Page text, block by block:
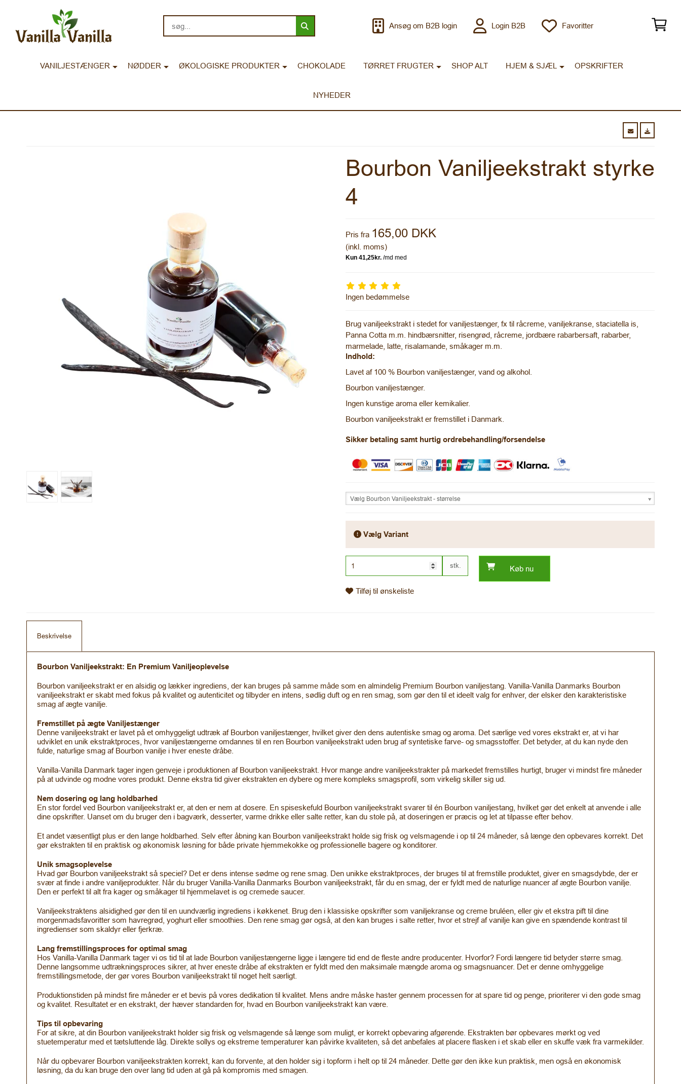
Ansøg om B2B login Login B2B Favoritter
VANILJESTÆNGER NØDDER ØKOLOGISKE PRODUKTER CHOKOLADE TØRRET FRUGTER SHOP ALT HJEM & SJÆL OPSKRIFTER
NYHEDER
Bourbon Vaniljeekstrakt styrke
4
Pris fra 165,00 DKK
(inkl. moms)
Ingen bedømmelse
Brug vaniljeekstrakt i stedet for vaniljestænger, fx til råcreme, vaniljekranse, staciatella is,
Panna Cotta m.m. hindbærsnitter, risengrød, råcreme, jordbære rabarbersaft, rabarber,
marmelade, latte, risalamande, småkager m.m.
Indhold:
Lavet af 100 % Bourbon vaniljestænger, vand og alkohol.
Bourbon vaniljestænger.
Ingen kunstige aroma eller kemikalier.
Bourbon vaniljeekstrakt er fremstillet i Danmark.
Sikker betaling samt hurtig ordrebehandling/forsendelse
Vælg Bourbon Vaniljeekstrakt - størrelse
Vælg Variant
stk. Køb nu
Tilføj til ønskeliste
Beskrivelse
Bourbon Vaniljeekstrakt: En Premium Vaniljeoplevelse
Bourbon vaniljeekstrakt er en alsidig og lækker ingrediens, der kan bruges på samme måde som en almindelig Premium Bourbon vaniljestang. Vanilla-Vanilla Danmarks Bourbon
vaniljeekstrakt er skabt med fokus på kvalitet og autenticitet og tilbyder en intens, sødlig duft og en ren smag, som gør den til et ideelt valg for enhver, der elsker den karakteristiske
smag af ægte vanilje.
Fremstillet på ægte Vaniljestænger
Denne vaniljeekstrakt er lavet på et omhyggeligt udtræk af Bourbon vaniljestænger, hvilket giver den dens autentiske smag og aroma. Det særlige ved vores ekstrakt er, at vi har
udviklet en unik ekstraktproces, hvor vaniljestængerne omdannes til en ren Bourbon vaniljeekstrakt uden brug af syntetiske farve- og smagsstoffer. Det betyder, at du kan nyde den
fulde, naturlige smag af Bourbon vanilje i hver eneste dråbe.
Vanilla-Vanilla Danmark tager ingen genveje i produktionen af Bourbon vaniljeekstrakt. Hvor mange andre vaniljeekstrakter på markedet fremstilles hurtigt, bruger vi mindst fire måneder
på at udvinde og modne vores produkt. Denne ekstra tid giver ekstrakten en dybere og mere kompleks smagsprofil, som virkelig skiller sig ud.
Nem dosering og lang holdbarhed
En stor fordel ved Bourbon vaniljeekstrakt er, at den er nem at dosere. En spiseskefuld Bourbon vaniljeekstrakt svarer til én Bourbon vaniljestang, hvilket gør det enkelt at anvende i alle
dine opskrifter. Uanset om du bruger den i bagværk, desserter, varme drikke eller salte retter, kan du stole på, at doseringen er præcis og let at tilpasse efter behov.
Et andet væsentligt plus er den lange holdbarhed. Selv efter åbning kan Bourbon vaniljeekstrakt holde sig frisk og velsmagende i op til 24 måneder, så længe den opbevares korrekt. Det
gør ekstrakten til en praktisk og økonomisk løsning for både private hjemmekokke og professionelle bagere og konditorer.
Unik smagsoplevelse
Hvad gør Bourbon vaniljeekstrakt så speciel? Det er dens intense sødme og rene smag. Den unikke ekstraktproces, der bruges til at fremstille produktet, giver en smagsdybde, der er
svær at finde i andre vaniljeprodukter. Når du bruger Vanilla-Vanilla Danmarks Bourbon vaniljeekstrakt, får du en smag, der er fyldt med de naturlige nuancer af ægte Bourbon vanilje.
Den er perfekt til alt fra kager og småkager til hjemmelavet is og cremede saucer.
Vaniljeekstraktens alsidighed gør den til en uundværlig ingrediens i køkkenet. Brug den i klassiske opskrifter som vaniljekranse og creme bruléen, eller giv et ekstra pift til dine
morgenmadsfavoritter som havregrød, yoghurt eller smoothies. Den rene smag gør også, at den kan bruges i salte retter, hvor et strejf af vanilje kan give en spændende kontrast til
ingredienser som skaldyr eller fjerkræ.
Lang fremstillingsproces for optimal smag
Hos Vanilla-Vanilla Danmark tager vi os tid til at lade Bourbon vaniljestængerne ligge i længere tid end de fleste andre producenter. Hvorfor? Fordi længere tid betyder større smag.
Denne langsomme udtrækningsproces sikrer, at hver eneste dråbe af ekstrakten er fyldt med den maksimale mængde aroma og smagsnuancer. Det er denne omhyggelige
fremstillingsmetode, der gør vores Bourbon vaniljeekstrakt til noget helt særligt.
Produktionstiden på mindst fire måneder er et bevis på vores dedikation til kvalitet. Mens andre måske haster gennem processen for at spare tid og penge, prioriterer vi den gode smag
og kvalitet. Resultatet er en ekstrakt, der hæver standarden for, hvad en Bourbon vaniljeekstrakt kan være.
Tips til opbevaring
For at sikre, at din Bourbon vaniljeekstrakt holder sig frisk og velsmagende så længe som muligt, er korrekt opbevaring afgørende. Ekstrakten bør opbevares mørkt og ved
stuetemperatur med et tætsluttende låg. Direkte sollys og ekstreme temperaturer kan påvirke kvaliteten, så det anbefales at placere flasken i et skab eller en skuffe væk fra varmekilder.
Når du opbevarer Bourbon vaniljeekstrakten korrekt, kan du forvente, at den holder sig i topform i helt op til 24 måneder. Dette gør den ikke kun praktisk, men også en økonomisk
løsning, da du kan bruge den over lang tid uden at gå på kompromis med smagen.